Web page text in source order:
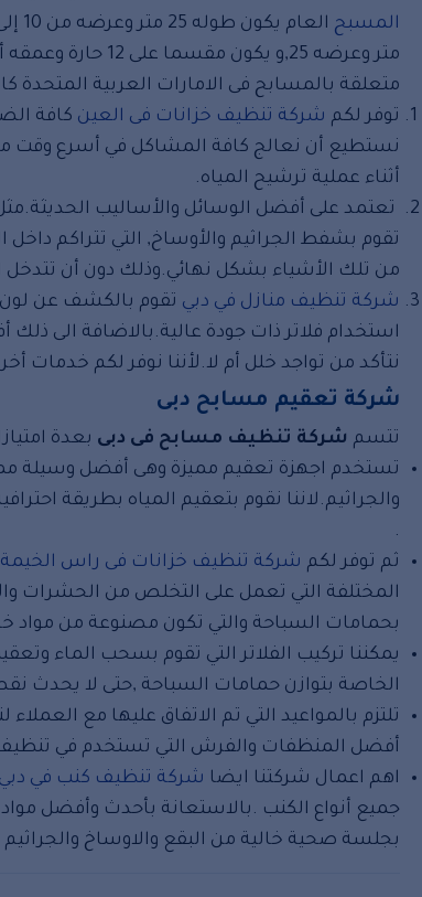
المسبح
متر وعرضه 25,و يكون مقسما على 12 حارة وعمقه أكبر من عشر أمتار .توفر لكم
متعلقة بالمسابح فى الامارات العربية المتحدة
توفر لكم شركة تنظيف خزانات فى العين كافة
نستطيع أن نعالج كافة المشاكل في أسرع وقت
أثناء عملية ترشيح المياه.
تعتمد على أفضل الوسائل والأساليب
تقوم بشفط الجراثيم والأوساخ, التي تتراكم
من تلك الأشياء بشكل نهائي.وذلك دون أن تتدخل
شركة تنظيف منازل في دبي تقوم بالكشف عن
استخدام فلاتر ذات جودة عالية.بالاضافة الى
نتأكد من تواجد خلل أم لا.لأننا نوفر لكم خدمات
شركة تعقيم مسابح دبى
تتسم شركة تنظيف مسابح فى دبى بعدة
تستخدم اجهزة تعقيم مميزة وهى أفضل وسيلة
والجراثيم.لاننا نقوم بتعقيم المياه بطريقة
.
ثم توفر لكم شركة تنظيف خزانات فى راس الخيمة
المختلفة التي تعمل على التخلص من الحشرات
بحمامات السباحة والتي تكون مصنوعة من مواد
يمكننا تركيب الفلاتر التي تقوم بسحب الماء
الخاصة بتوازن حمامات السباحة ,حتى لا يحدث
تلتزم بالمواعيد التي تم الاتفاق عليها مع
أفضل المنظفات والفرش التي تستخدم في تنظيف
اهم اعمال شركتنا ايضا شركة تنظيف كنب في دبي
جميع أنواع الكنب .بالاستعانة بأحدث وأفضل
بجلسة صحية خالية من البقع والاوساخ والجراثيم